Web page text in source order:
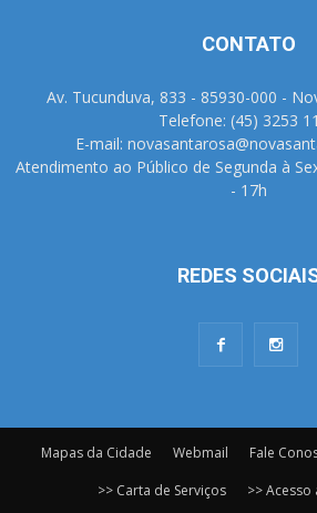
CONTATO
Av. Tucunduva, 833 - 85930-000 -
Telefone: (45) 3253
E-mail:
Atendimento ao Público de Segunda à
- 17h
REDES
Mapas da Cidade Webmail Fale
>> Carta de Serviços
>>